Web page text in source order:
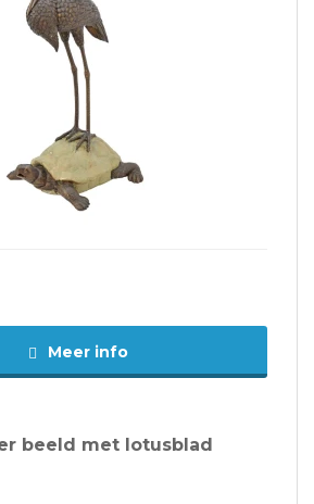
Meer info
beeld met lotusblad